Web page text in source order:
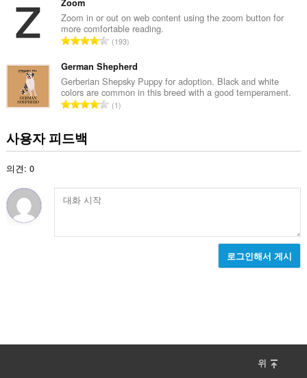
수
:
Zoom
Zoom in or out on web content using the zoom button for
more comfortable reading.
총
급
수
:
193
German Shepherd
Gerberian Shepsky Puppy for adoption. Black and white
colors are common in this breed with a good temperament.
총
1
사용자 피드백
의견: 0
로그인해서 게시
위